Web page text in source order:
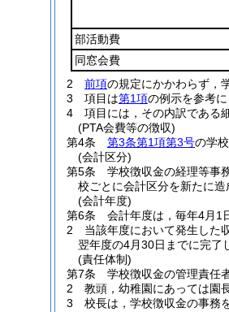
部活動費
同窓会費
2
前項の規定にかかわらず，
3
項目は第1項の例示を参考
4
項目には，その内訳である
(PTA会費等の徴収)
第4条
第3条第1項第3号の学
(会計区分)
第5条
学校徴収金の経理等事
校ごとに会計区分を新たに造
(会計年度)
第6条
会計年度は，毎年4月1
2
当該年度において発生した
翌年度の4月30日までに完了
(責任体制)
第7条
学校徴収金の管理責任
2
教頭，幼稚園にあっては園
3
校長は，学校徴収金の事務